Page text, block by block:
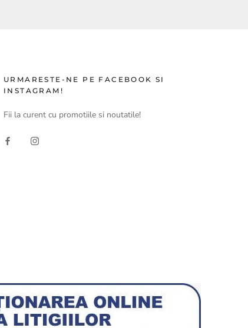
URMARESTE-NE PE FACEBOOK SI
INSTAGRAM!
Fii la curent cu promotiile si noutatile!